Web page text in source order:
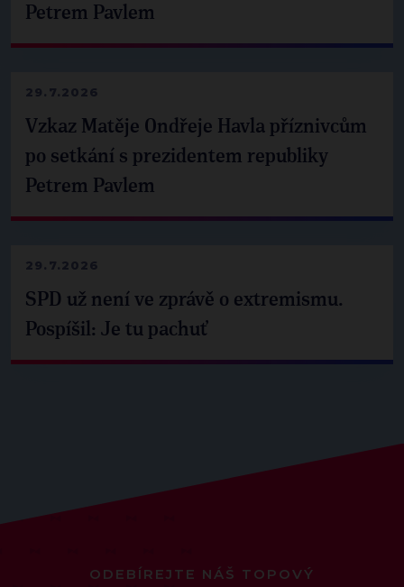
Petrem Pavlem
29.7.2026
Vzkaz Matěje Ondřeje Havla příznivcům
po setkání s prezidentem republiky
Petrem Pavlem
29.7.2026
SPD už není ve zprávě o extremismu.
Pospíšil: Je tu pachuť
ODEBÍREJTE NÁŠ TOPOVÝ